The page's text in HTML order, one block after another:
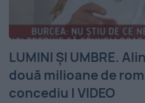
LUMINI ŞI UMBRE.
două milioane de
concediu | VIDEO